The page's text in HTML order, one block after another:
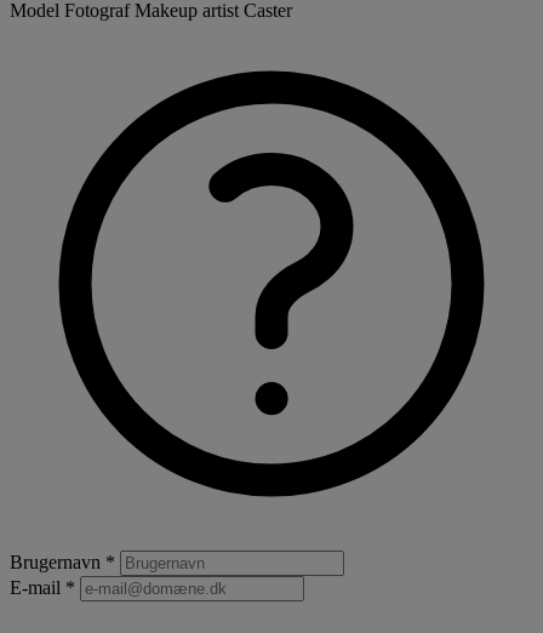
Model FotografMakeup artist Caster
Brugernavn *
E-mail *